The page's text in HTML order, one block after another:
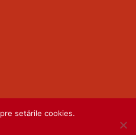
setările cookies.